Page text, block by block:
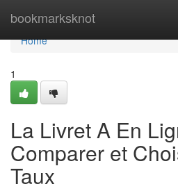
bookmarksknot
Home
Home
1
La Livret A En
Comparer et
Taux